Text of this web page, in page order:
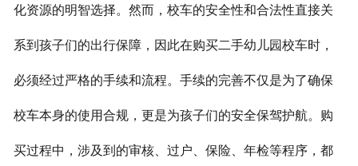
产品中心
公司简介
化资源的明智选择。然而，校车的安全性和合法性直接关
系到孩子们的出行保障，因此在购买二手幼儿园校车时，
必须经过严格的手续和流程。手续的完善不仅是为了确保
校车本身的使用合规，更是为孩子们的安全保驾护航。购
买过程中，涉及到的审核、过户、保险、年检等程序，都